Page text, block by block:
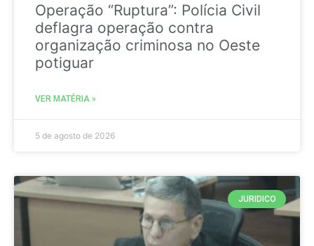
Operação “Ruptura”: Polícia Civil
deflagra operação contra
organização criminosa no Oeste
potiguar
VER MATÉRIA »
5 de agosto de 2026
JURIDICO